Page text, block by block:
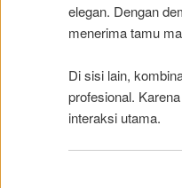
elegan. Dengan
menerima tamu
Di sisi lain,
profesional.
interaksi utama.